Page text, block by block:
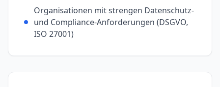
Organisationen mit strengen Datenschutz-
und Compliance-Anforderungen (DSGVO,
ISO 27001)